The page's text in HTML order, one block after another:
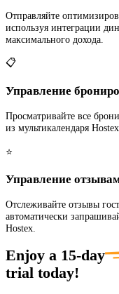
Отправляйте
используя интеграции
максимального дохода.
📋
Управление
Просматривайте все
из мультикалендаря Hostex.
⭐
Управление
Отслеживайте отзывы
автоматически
Hostex.
Enjoy a 15-day
trial today!